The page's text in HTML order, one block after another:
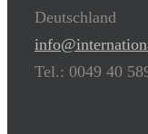
Deutschland
Tel.: 0049 40